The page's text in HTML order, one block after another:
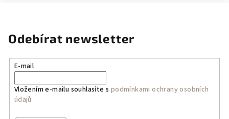
Odebírat newsletter
E-mail
Vložením e-mailu souhlasíte s podmínkami ochrany osobních
údajů